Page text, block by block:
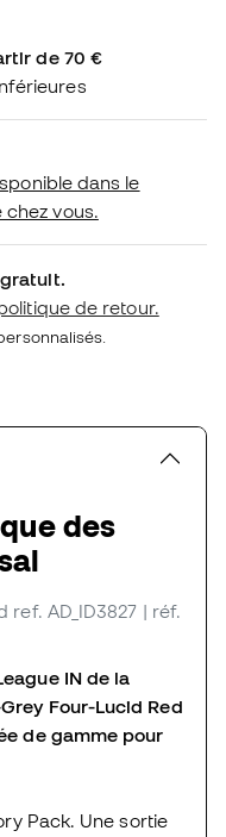
de 70 €
dans le
vous.
de retour.
des
ref. AD_ID3827 | réf.
IN de la
Four-Lucid Red
de gamme pour
Pack. Une sortie